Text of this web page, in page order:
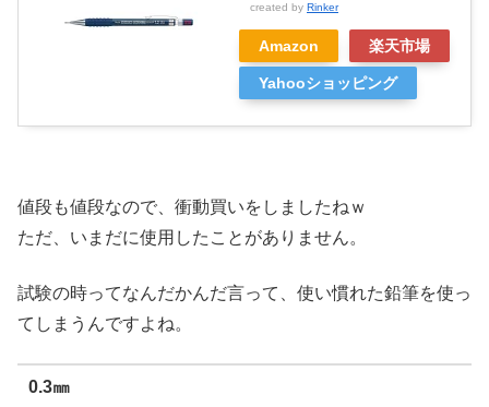
created by Rinker
Amazon 楽天市場
Yahooショッピング
値段も値段なので、衝動買いをしましたねｗ
ただ、いまだに使用したことがありません。
試験の時ってなんだかんだ言って、使い慣れた鉛筆を使っ
てしまうんですよね。
0.3㎜